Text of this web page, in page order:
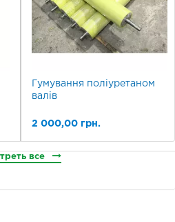
Гумування поліуретаном
валів
2 000,00 грн.
все